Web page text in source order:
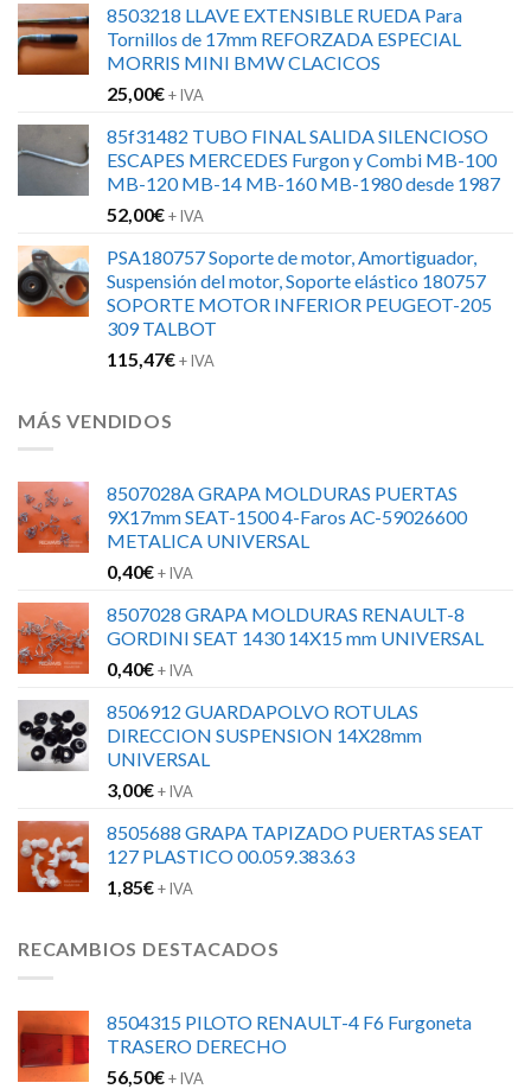
original
era:
152,00€.
actual
es:
120,00€.
8503218 LLAVE EXTENSIBLE RUEDA Para
Tornillos de 17mm REFORZADA ESPECIAL
MORRIS MINI BMW CLACICOS
25,00€+ IVA
85f31482 TUBO FINAL SALIDA SILENCIOSO
ESCAPES MERCEDES Furgon y Combi MB-100
MB-120 MB-14 MB-160 MB-1980 desde 1987
52,00€+ IVA
PSA180757 Soporte de motor, Amortiguador,
Suspensión del motor, Soporte elástico 180757
SOPORTE MOTOR INFERIOR PEUGEOT-205
309 TALBOT
115,47€+ IVA
MÁS VENDIDOS
8507028A GRAPA MOLDURAS PUERTAS
9X17mm SEAT-1500 4-Faros AC-59026600
METALICA UNIVERSAL
0,40€+ IVA
8507028 GRAPA MOLDURAS RENAULT-8
GORDINI SEAT 1430 14X15 mm UNIVERSAL
0,40€+ IVA
8506912 GUARDAPOLVO ROTULAS
DIRECCION SUSPENSION 14X28mm
UNIVERSAL
3,00€+ IVA
8505688 GRAPA TAPIZADO PUERTAS SEAT
127 PLASTICO 00.059.383.63
1,85€+ IVA
RECAMBIOS DESTACADOS
8504315 PILOTO RENAULT-4 F6 Furgoneta
TRASERO DERECHO
56,50€+ IVA